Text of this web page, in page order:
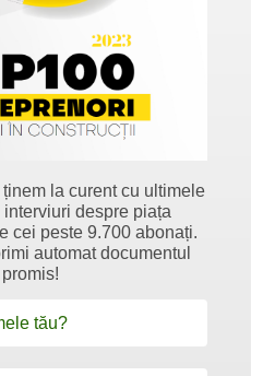
la curent cu ultimele
despre piața
cei peste 9.700 abonați.
automat documentul
promis!